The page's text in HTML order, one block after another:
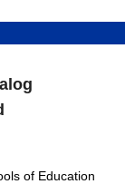
of Education